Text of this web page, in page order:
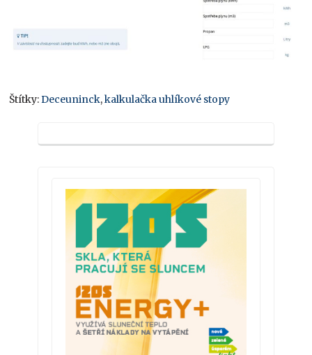
Štítky:Deceuninck,kalkulačka uhlíkové stopy